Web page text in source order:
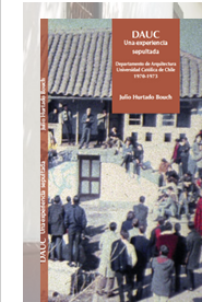
Primary
Sidebar